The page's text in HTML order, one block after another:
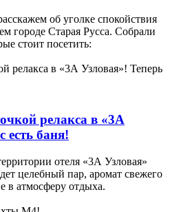
об уголке спокойствия
городе Старая Русса. Собрали
стоит посетить:
релакса в «3А
есть баня!
отеля «3А Узловая»
целебный пар, аромат свежего
в атмосферу отдыха.